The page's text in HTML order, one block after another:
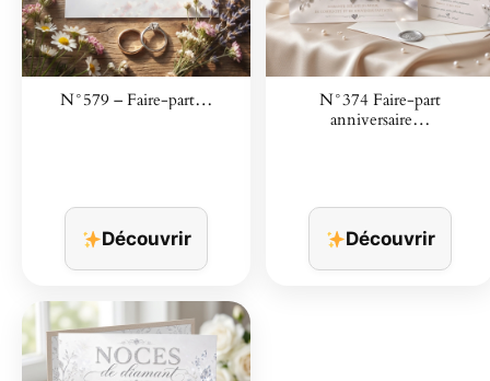
N°579 – Faire-part…
Découvrir
N°374 Faire-part
anniversaire…
Découvrir